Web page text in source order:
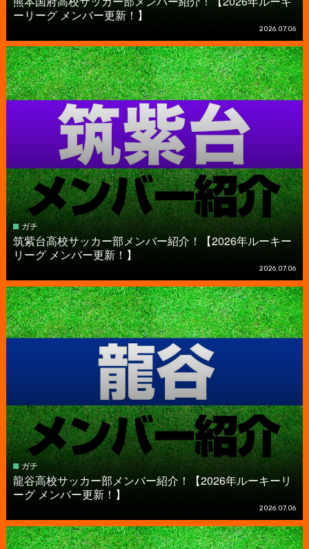
ーリーグ メンバー更新！】
2026.07.06
ガチ
筑紫台高校サッカー部メンバー紹介！【2026年ルーキー
リーグ メンバー更新！】
2026.07.06
ガチ
龍谷高校サッカー部メンバー紹介！【2026年ルーキーリ
ーグ メンバー更新！】
2026.07.06